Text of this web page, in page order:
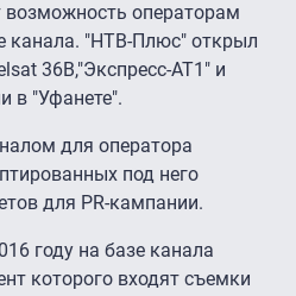
возможность операторам
канала. "НТВ-Плюс" открыл
36B,"Экспресс-АТ1" и
в "Уфанете".
для оператора
под него
для PR-кампании.
году на базе канала
которого входят съемки